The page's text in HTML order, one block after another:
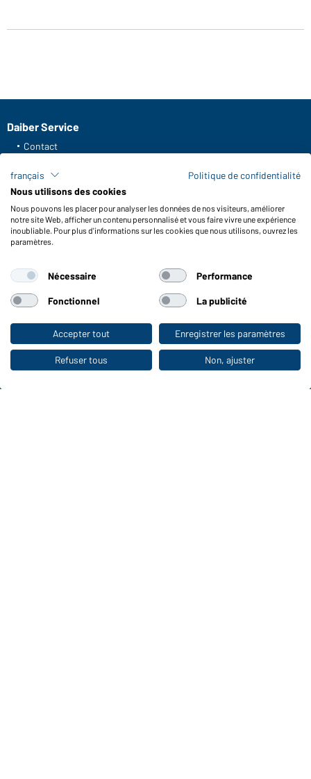
Vers la boutique pour particuliers
Daiber Service
Contact
Frais de transport
FAQ / Manuel d' utilisation
Vérifier le stock
Reporting system according to whistleblower protection act
Caractéristiques du produit
Conseils d'entretien
Tailles
Couleurs
WORKWEAR COLLECTION
français
Politique de confidentialité
Nous utilisons des cookies
Nous pouvons les placer pour analyser les données de nos visiteurs, améliorer
notre site Web, afficher un contenu personnalisé et vous faire vivre une expérience
inoubliable. Pour plus d'informations sur les cookies que nous utilisons, ouvrez les
paramètres.
Nécessaire Performance
Fonctionnel La publicité
Accepter tout Enregistrer les paramètres
Refuser tous Non, ajuster